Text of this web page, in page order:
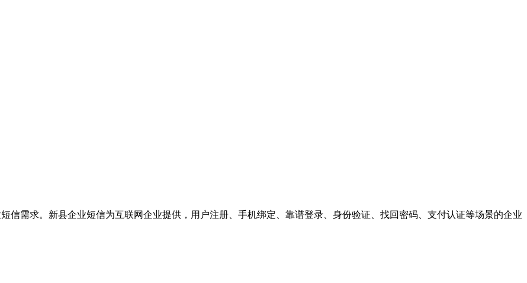
信需求。新县企业短信为互联网企业提供，用户注册、手机绑定、靠谱登录、身份验证、找回密码、支付认证等场景的企业